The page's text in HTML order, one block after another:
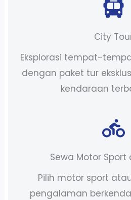
City
Eksplorasi tempat-
dengan paket tur
kendaraan
Sewa Motor Sport
Pilih motor sport
pengalaman